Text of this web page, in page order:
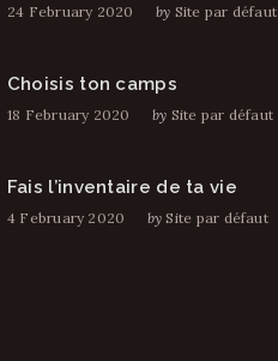
24 February 2020 by Site par défaut
Choisis ton camps
18 February 2020 by Site par défaut
Fais l’inventaire de ta vie
4 February 2020 bySite par défaut